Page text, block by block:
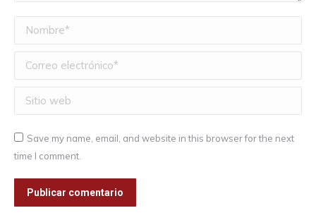
Nombre *
Correo electrónico *
Sitio web
Save my name, email, and website in this browser for the next
time I comment.
Publicar comentario